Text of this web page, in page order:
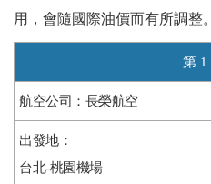
用，會隨國際油價而有所調整。
1
長榮航空
台北-桃園機場